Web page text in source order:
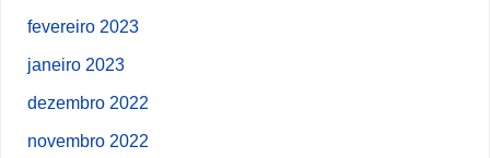
fevereiro 2023
janeiro 2023
dezembro 2022
novembro 2022